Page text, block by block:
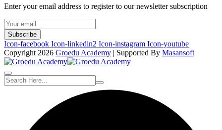
Enter your email address to register to our newsletter subscription
Subscribe
Icon-facebook Icon-linkedin2 Icon-instagram Icon-youtube
Copyright 2026 Groedu Academy | Supported By Masansoft